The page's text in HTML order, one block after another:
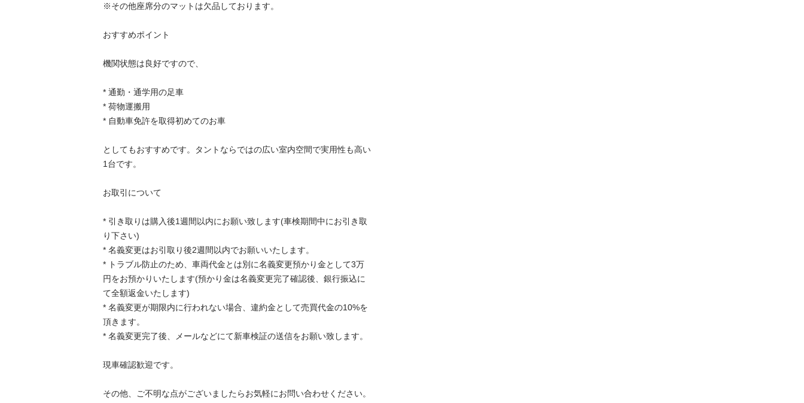
※その他座席分のマットは欠品しております。
おすすめポイント
機関状態は良好ですので、
* 通勤・通学用の足車
* 荷物運搬用
* 自動車免許を取得初めてのお車
としてもおすすめです。タントならではの広い室内空間で実用性も高い
1台です。
お取引について
* 引き取りは購入後1週間以内にお願い致します(車検期間中にお引き取
り下さい)
* 名義変更はお引取り後2週間以内でお願いいたします。
* トラブル防止のため、車両代金とは別に名義変更預かり金として3万
円をお預かりいたします(預かり金は名義変更完了確認後、銀行振込に
て全額返金いたします)
* 名義変更が期限内に行われない場合、違約金として売買代金の10%を
頂きます。
* 名義変更完了後、メールなどにて新車検証の送信をお願い致します。
現車確認歓迎です。
その他、ご不明な点がございましたらお気軽にお問い合わせください。